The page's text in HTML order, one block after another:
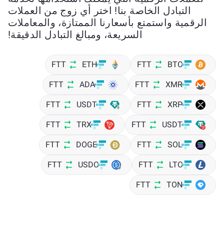
التبادل الخاصة بنا! اختر أي زوج من العملات
الرقمية واستمتع بأسعارنا الممتازة، والمعاملات
السريعة، ومبالغ التبادل الدقيقة!
BTC
FTT
ETH
FTT
XMR
FTT
ADA
FTT
XRP
FTT
USDT
FTT
USDT
FTT
TRX
FTT
SOL
FTT
DOGE
FTT
LTC
FTT
USDC
FTT
TON
FTT